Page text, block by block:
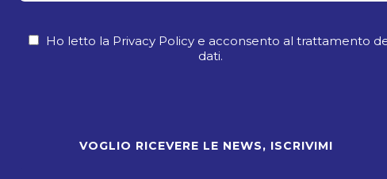
Ho letto la Privacy Policy e acconsento al trattamento
dati.